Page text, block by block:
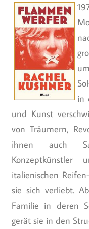
in
und Kunst
von Träumern,
ihnen auch
Konzeptkünstler
italienischen
sie sich verliebt.
Familie in deren
gerät sie in den